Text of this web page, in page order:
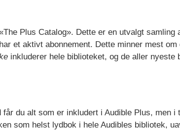
Plus Catalog». Dette er en utvalgt samling
et aktivt abonnement. Dette minner mest om
inkluderer hele biblioteket, og de aller nyeste
du alt som er inkludert i Audible Plus, men i
som helst lydbok i hele Audibles bibliotek,